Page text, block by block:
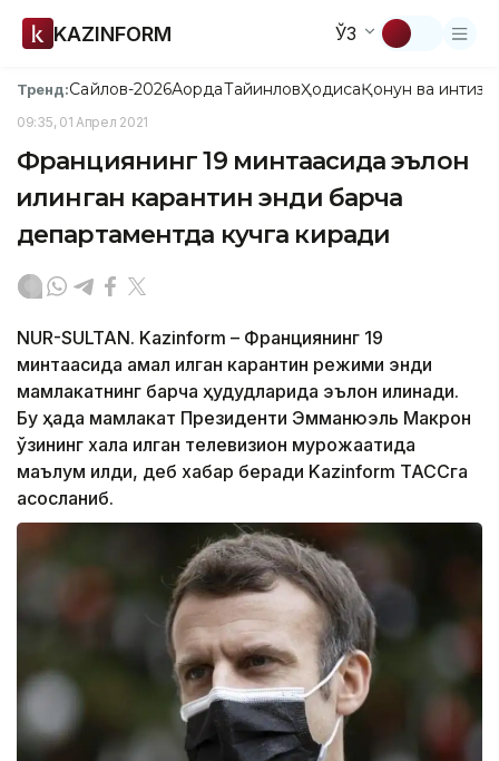
KAZINFORM ЎЗ
Тренд:Сайлов-2026АқордаТайинловҲодисаҚонун ва
09:35, 01 Апрел 2021
Франциянинг 19 минтақасида эълон
қилинган карантин энди барча
департаментда кучга киради
NUR-SULTAN. Kazinform – Франциянинг 19
минтақасида амал қилган карантин режими энди
мамлакатнинг барча ҳудудларида эълон қилинади.
Бу ҳақда мамлакат Президенти Эмманюэль Макрон
ўзининг халққа қилган телевизион мурожаатида
маълум қилди, деб хабар беради Kazinform ТАССга
асосланиб.